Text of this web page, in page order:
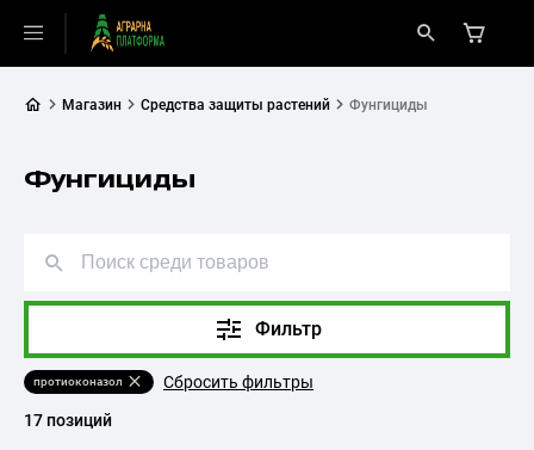
Магазин Средства защиты растений Фунгициды
Фунгициды
протиоконазол Сбросить фильтры
Фильтр
17 позиций